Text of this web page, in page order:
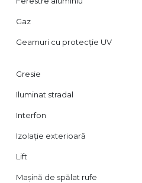
Gaz
Geamuri cu protecție UV
Gresie
Iluminat stradal
Interfon
Izolație exterioară
Lift
Mașină de spălat rufe